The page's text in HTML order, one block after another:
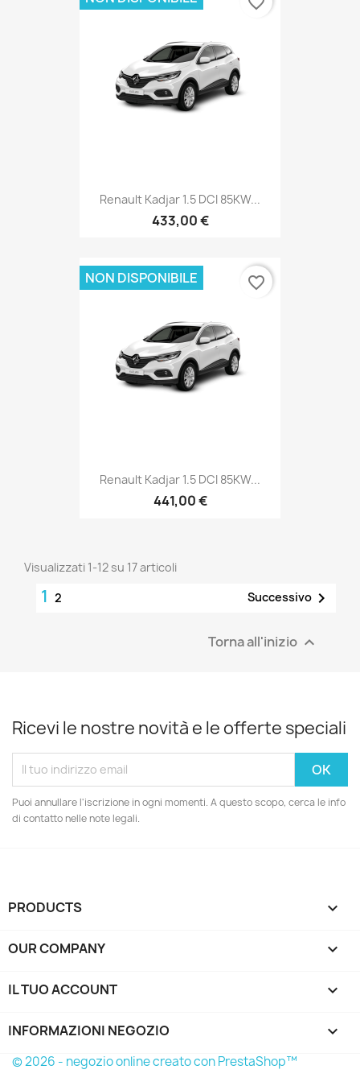
Renault Kadjar 1.5 DCI 85KW...
433,00 €
Renault Kadjar 1.5 DCI 85KW...
441,00 €
NON DISPONIBILE favorite_border
Visualizzati 1-12 su 17 articoli
1 2 Successivo 
Torna all'inizio 
Ricevi le nostre novità e le offerte speciali
Puoi annullare l'iscrizione in ogni momenti. A questo scopo, cerca le info
di contatto nelle note legali.
PRODUCTS 
OUR COMPANY 
IL TUO ACCOUNT 
INFORMAZIONI NEGOZIO keyboard_arrow_down
© 2026 - negozio online creato con PrestaShop™